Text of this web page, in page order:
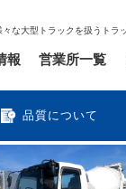
な大型トラックを扱うトラ
品質について
報 営業所一覧